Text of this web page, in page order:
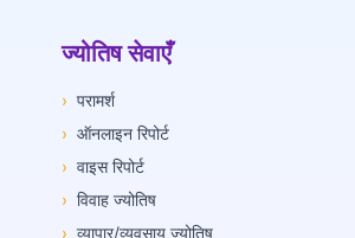
ज्योतिष सेवाएँ
› परामर्श
› ऑनलाइन रिपोर्ट
› वाइस रिपोर्ट
› विवाह ज्योतिष
› व्यापार/व्यवसाय ज्योतिष